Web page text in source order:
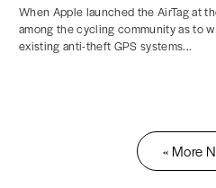
When Apple launched the AirTag at
among the cycling community as to
existing anti-theft GPS systems...
« More